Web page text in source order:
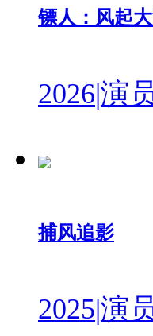
镖人：风起
2026|演
捕风追影
2025|演